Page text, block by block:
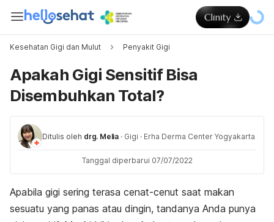
Kesehatan Gigi dan Mulut Penyakit Gigi
Apakah Gigi Sensitif Bisa
Disembuhkan Total?
Ditulis oleh drg. Melia · Gigi · Erha Derma Center Yogyakarta
Tanggal diperbarui 07/07/2022
Apabila gigi sering terasa cenat-cenut saat makan
sesuatu yang panas atau dingin, tandanya Anda punya